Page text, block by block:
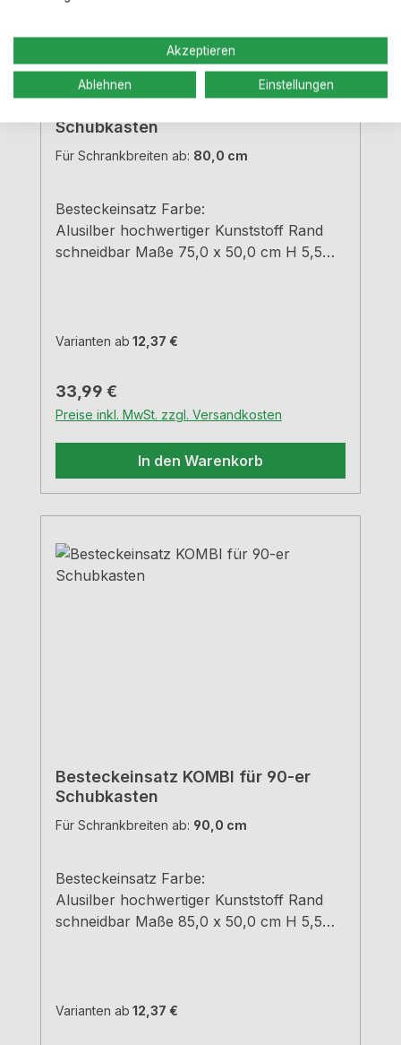
Schubkasten
Für Schrankbreiten ab: 80,0 cm
Besteckeinsatz Farbe:
Alusilber hochwertiger Kunststoff Rand
schneidbar Maße 75,0 x 50,0 cm H 5,5
Varianten ab 12,37 €
Regulärer Preis:
33,99 €
Preise inkl. MwSt. zzgl. Versandkosten
In den Warenkorb
Besteckeinsatz KOMBI für 90-er
Schubkasten
Für Schrankbreiten ab: 90,0 cm
Besteckeinsatz Farbe:
Alusilber hochwertiger Kunststoff Rand
schneidbar Maße 85,0 x 50,0 cm H 5,5
Varianten ab 12,37 €
Akzeptieren
Ablehnen Einstellungen